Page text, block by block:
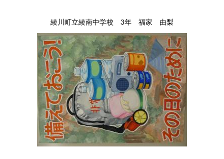
綾川町立綾南中学校 3年 福家 由梨